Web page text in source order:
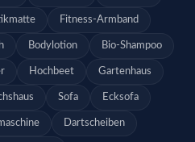
Fitness-Armband
Bodylotion Bio-Shampoo
Hochbeet Gartenhaus
Sofa Ecksofa
Dartscheiben